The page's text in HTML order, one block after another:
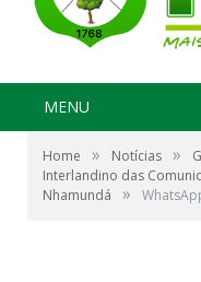
MENU
Home » Notícias »
Interlandino das
Nhamundá
»